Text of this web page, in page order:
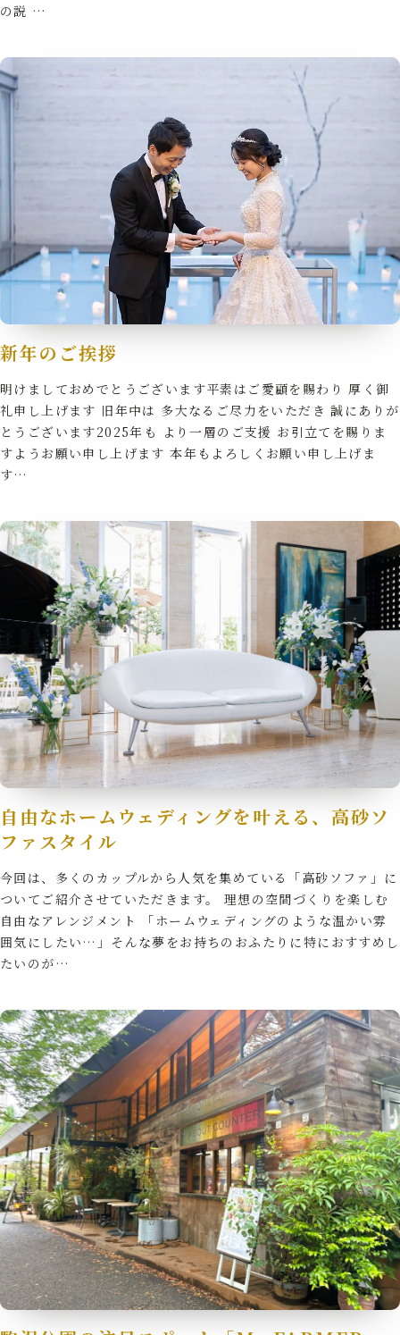
の説 …
新年のご挨拶
明けましておめでとうございます平素はご愛顧を賜わり 厚く御
礼申し上げます 旧年中は 多大なるご尽力をいただき 誠にありが
とうございます2025年も より一層のご支援 お引立てを賜りま
すようお願い申し上げます 本年もよろしくお願い申し上げま
す…
自由なホームウェディングを叶える、高砂ソ
ファスタイル
今回は、多くのカップルから人気を集めている「高砂ソファ」に
ついてご紹介させていただきます。 理想の空間づくりを楽しむ
自由なアレンジメント 「ホームウェディングのような温かい雰
囲気にしたい…」そんな夢をお持ちのおふたりに特におすすめし
たいのが…